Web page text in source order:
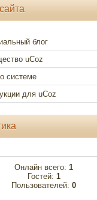
блог
uCoz
системе
для uCoz
Онлайн всего: 1
Гостей: 1
Пользователей: 0